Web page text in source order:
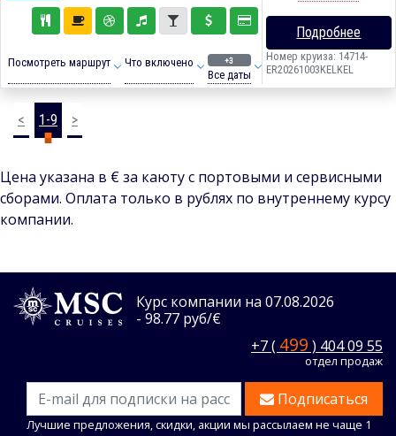
Посмотреть маршрут Что включено +3
Все даты
Подробнее
Номер круиза: 14714-
ER20261003KELKEL
< 1-9 >
Цена указана в € за каюту с портовыми и сервисными
сборами. Оплата только в рублях по внутреннему курсу
компании.
Курс компании на 07.08.2026
- 98.77 руб/€
+7 ( 499 ) 404 09 55
отдел продаж
Подписаться
Лучшие предложения, скидки, акции мы рассылаем не чаще 1